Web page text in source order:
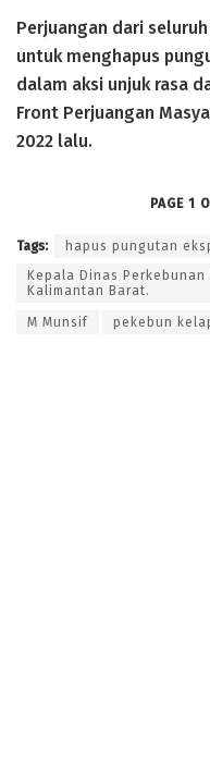
Perjuangan dari
untuk menghapus
dalam aksi unjuk rasa
Front Perjuangan
2022 lalu.
PAGE 1
Tags:
hapus pungutan
Kepala Dinas
Kalimantan Barat.
M Munsif pekebun